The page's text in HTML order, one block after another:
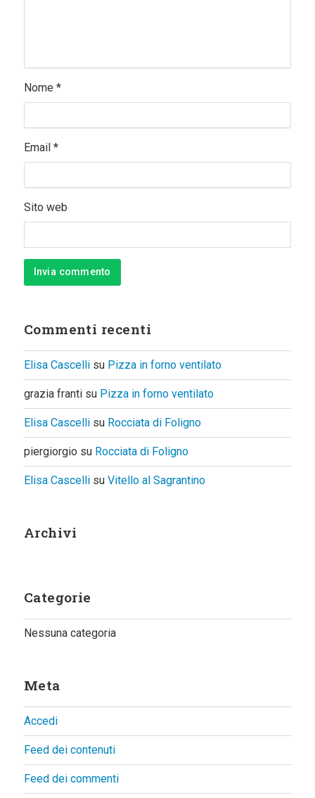
Nome *
Email *
Sito web
Commenti recenti
Elisa Cascellisu Pizza in forno ventilato
grazia frantisu Pizza in forno ventilato
Elisa Cascellisu Rocciata di Foligno
piergiorgio su Rocciata di Foligno
Elisa Cascellisu Vitello al Sagrantino
Archivi
Categorie
Nessuna categoria
Meta
Accedi
Feed dei contenuti
Feed dei commenti